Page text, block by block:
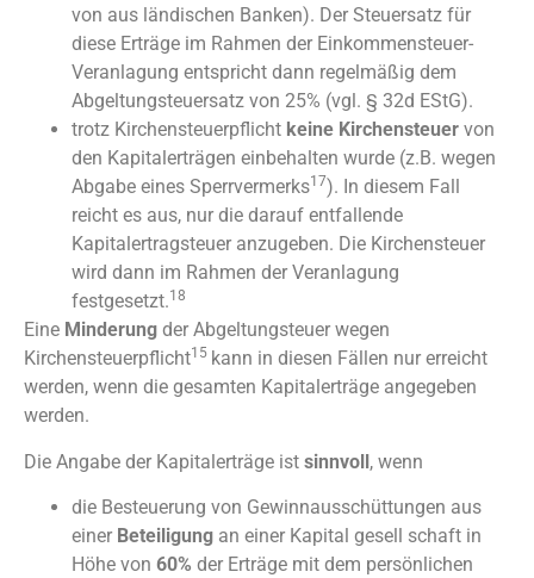
von aus ländischen Banken). Der Steuersatz für
diese Erträge im Rahmen der Einkommensteuer-
Veranlagung entspricht dann regelmäßig dem
Abgeltungsteuersatz von 25% (vgl. § 32d EStG).
trotz Kirchensteuerpflicht keine Kirchensteuer von
den Kapitalerträgen einbehalten wurde (z.B. wegen
Abgabe eines Sperrvermerks17). In diesem Fall
reicht es aus, nur die darauf entfallende
Kapitalertragsteuer anzugeben. Die Kirchensteuer
wird dann im Rahmen der Veranlagung
festgesetzt.18
Eine Minderung der Abgeltungsteuer wegen
Kirchensteuerpflicht15 kann in diesen Fällen nur erreicht
werden, wenn die gesamten Kapitalerträge angegeben
werden.
Die Angabe der Kapitalerträge ist sinnvoll, wenn
die Besteuerung von Gewinnausschüttungen aus
einer Beteiligung an einer Kapital gesell schaft in
Höhe von 60% der Erträge mit dem persönlichen